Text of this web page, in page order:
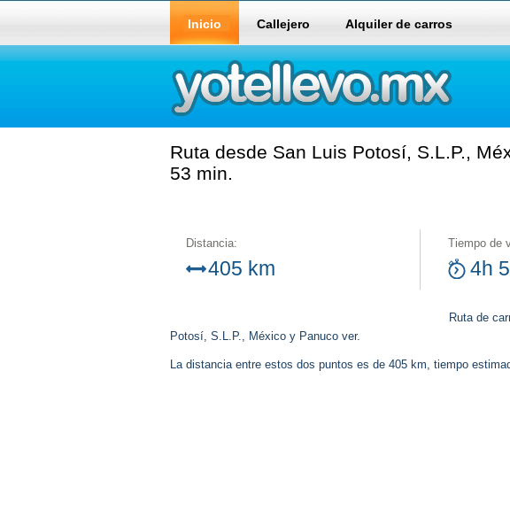
Inicio Callejero Alquiler de carros
Ruta desde San Luis Potosí, S.L.P.,
53 min.
Distancia:
405 km
Tiempo de
4h
Ruta de
Potosí, S.L.P., México y Panuco ver.
La distancia entre estos dos puntos es de 405 km, tiempo